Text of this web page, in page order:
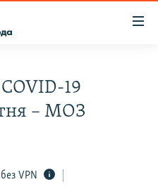
19
– МОЗ
VPN